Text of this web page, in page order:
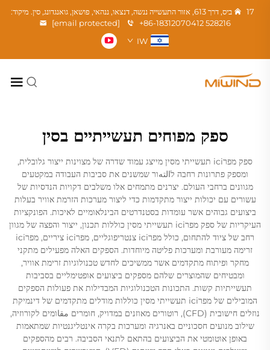
17 ביס, דרך 613, אזור התעשייה ננשה, דנצאו, ננהאי, פושאן, גואנגדונג, סין. מיקוד:
528216
+86-18312070412
[email protected]
IW
ספק מפוחים תעשייתיים בסין
ספק מפרici תעשייתי מסין מייצג עמוד שדרה של מצוינות ייצור גלובלית,
ומספק פתרונות רחבה לالتهור שמשנים את סביבות העבודה במקטעים
מגוונים ברחבי העולם. יצרנים מתמחים אלו משלבים דקויות הנדסיות של
עשורים עם יכולות ייצור מתקדמות כדי ליצור מערכות הזרמת אוויר בעלות
ביצועים גבוהים אשר עומדות בסטנדרטים הבינלאומיים לאיכות. הפונקציות
העיקריות של ספק מפרici תעשייתי מסין כוללות תכנון, ייצור והפצה של מגוון
רחב של ציוד להתחום, כולל מפרici צנטריפוגליים, מפרici ציריים, מפרici
זרימה מעורבת ומערכות פליטה מיוחדות. הספקים האלה מפעילים מתקני
מחקר ופיתוח מתקדמים אשר ממשיכים לחדש טכנולוגיות זרימת אוויר,
ומבטיחים שהמוצרים שלהם מספקים ביצועים אופטימליים בסביבות
תעשייתיות קשות. התכונות הטכנולוגיות המבדילות את פעולות הספקים
המובילים של מפרici תעשייתי מסין כוללות מודלים מתקדמים של דינמיקת
נוזלים חישובית (CFD), רוטורים מאוזנים במדויק, חומרים مقاומים לקורוזיה,
שילוב מנועים חסכוניים באנרגיה ומערכות בקרה אינטליגנטיות שמתאמות
באופן אוטומטי את הביצועים בהתאם לתנאי הסביבה. רבים מהספקים